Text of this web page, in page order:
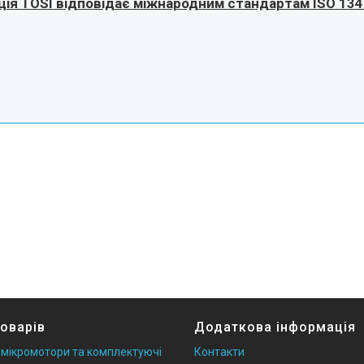
та комплектуючі
Додаткова інформація
Контакти